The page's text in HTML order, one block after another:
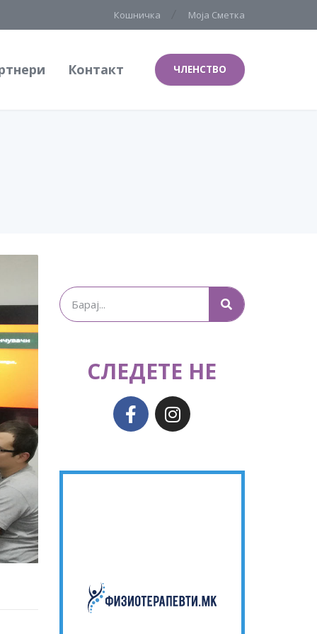
Кошничка Моја Сметка
Контакт ЧЛЕНСТВО
СЛЕДЕТЕ НЕ
Физиотерапевти!